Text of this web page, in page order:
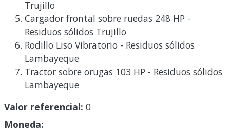
Trujillo
Cargador frontal sobre ruedas 248 HP -
Residuos sólidos Trujillo
Rodillo Liso Vibratorio - Residuos sólidos
Lambayeque
Tractor sobre orugas 103 HP - Residuos sólidos
Lambayeque
Valor referencial: 0
Moneda: